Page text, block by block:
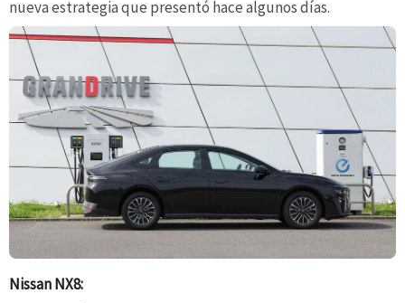
nueva estrategia que presentó hace algunos días.
Nissan NX8: